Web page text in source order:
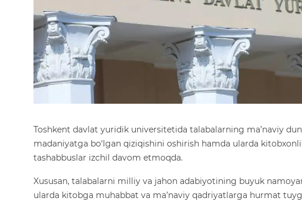
Toshkent davlat yuridik universitetida talabalarning ma’naviy
madaniyatga bo‘lgan qiziqishini oshirish hamda ularda
tashabbuslar izchil davom etmoqda.
Xususan, talabalarni milliy va jahon adabiyotining buyuk
ularda kitobga muhabbat va ma’naviy qadriyatlarga hurmat